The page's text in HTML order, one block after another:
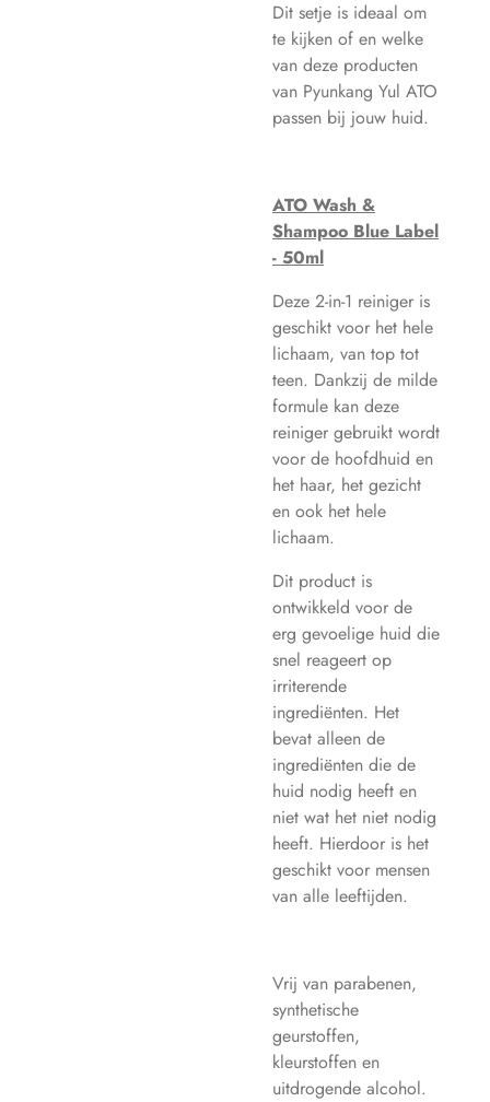
Dit setje is ideaal om
te kijken of en welke
van deze producten
van Pyunkang Yul ATO
passen bij jouw huid.
ATO Wash &
Shampoo Blue Label
- 50ml
Deze 2-in-1 reiniger is
geschikt voor het hele
lichaam, van top tot
teen. Dankzij de milde
formule kan deze
reiniger gebruikt wordt
voor de hoofdhuid en
het haar, het gezicht
en ook het hele
lichaam.
Dit product is
ontwikkeld voor de
erg gevoelige huid die
snel reageert op
irriterende
ingrediënten. Het
bevat alleen de
ingrediënten die de
huid nodig heeft en
niet wat het niet nodig
heeft. Hierdoor is het
geschikt voor mensen
van alle leeftijden.
Vrij van parabenen,
synthetische
geurstoffen,
kleurstoffen en
uitdrogende alcohol.